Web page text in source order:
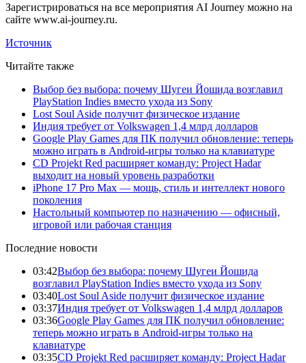
Зарегистрироваться на все мероприятия AI Journey можно на
сайте www.ai-journey.ru.
Источник
Читайте также
Выбор без выбора: почему Шугеи Йошида возглавил
PlayStation Indies вместо ухода из Sony
Lost Soul Aside получит физическое издание
Индия требует от Volkswagen 1,4 млрд долларов
Google Play Games для ПК получил обновление: теперь
можно играть в Android-игры только на клавиатуре
CD Projekt Red расширяет команду: Project Hadar
выходит на новый уровень разработки
iPhone 17 Pro Max — мощь, стиль и интеллект нового
поколения
Настольный компьютер по назначению — офисный,
игровой или рабочая станция
Последние новости
03:42Выбор без выбора: почему Шугеи Йошида
возглавил PlayStation Indies вместо ухода из Sony
03:40Lost Soul Aside получит физическое издание
03:37Индия требует от Volkswagen 1,4 млрд долларов
03:36Google Play Games для ПК получил обновление:
теперь можно играть в Android-игры только на
клавиатуре
03:35CD Projekt Red расширяет команду: Project Hadar